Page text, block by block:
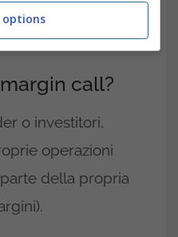
la crisi dell’hedge
call?
o investitori,
operazioni
della propria
options